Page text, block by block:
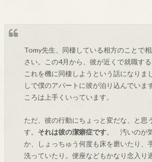
Tomy先生、同棲している相方のことで
さい。この4月から、彼が近くで就職する
これを機に同棲しようという話になりま
しで僕のアパートに彼が泊り込んでいま
ころは上手くいっています。
ただ、彼の行動にちょっと変だな、と思
す。 それは彼の潔癖症です。 汚いのが
か、しょっちゅう何度も床を磨いたり、
洗っていたり。便座などもかなり念入り